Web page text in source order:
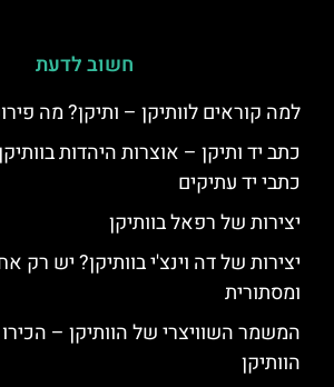
חשוב לדעת
למה קוראים לוותיקן – ותיקן? מה
כתבי יד עתיקים
יצירות של רפאל בוותיקן
יצירות של דה וינצ'י בוותיקן? יש רק
ומסתורית
המשמר השוויצרי של הוותיקן –
הוותיקן